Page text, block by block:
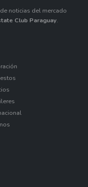
noticias del mercado
Club Paraguay.